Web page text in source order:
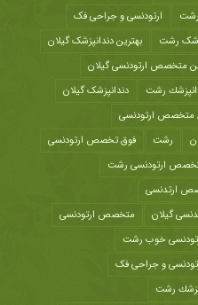
رشت
ارتودنسی و جراحی فک
رشت
بهترین دندانپزشک گیلان
متخصص ارتودنسی گیلان
رشت
دندانپزشک گیلان
متخصص ارتودنسی
رشت
فوق تخصص ارتودنسی
ارتودنسی رشت
ارتدنسی
گیلان
متخصص ارتودنسی
خوب رشت
و جراحی فک
رشت